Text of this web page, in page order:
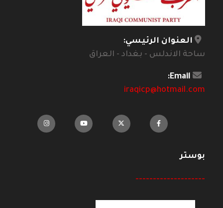
العنوان الرئيسي:
ساحة الاندلس - بغداد - العراق
Email:
iraqicp@hotmail.com
بوستر
--------------------